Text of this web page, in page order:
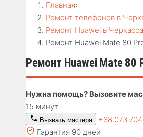
Главная›
Ремонт телефонов в
Ремонт Huawei в
Ремонт Huawei Mate 80
Ремонт Huawei Mate 80
Нужна помощь? Вызовите
15 минут
Вызвать мастера
+38 073
Гарантия 90 дней